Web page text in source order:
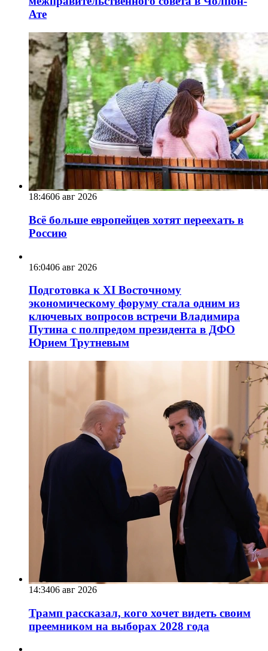
Ате
18:4606 авг 2026
Всё больше европейцев хотят переехать в
Россию
16:0406 авг 2026
Подготовка к XI Восточному
экономическому форуму стала одним из
ключевых вопросов встречи Владимира
Путина с полпредом президента в ДФО
Юрием Трутневым
14:3406 авг 2026
Трамп рассказал, кого хочет видеть своим
преемником на выборах 2028 года